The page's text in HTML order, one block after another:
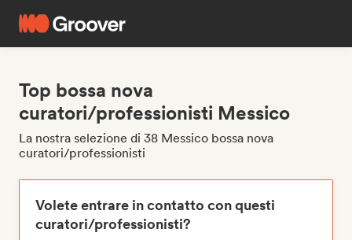
Top bossa nova
curatori/professionisti Messico
La nostra selezione di 38 Messico bossa nova
curatori/professionisti
Volete entrare in contatto con questi
curatori/professionisti?